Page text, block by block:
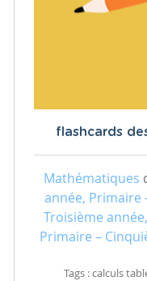
flashcards
Mathématiques
année, Primaire
Troisième
Primaire –
Tags : calculs